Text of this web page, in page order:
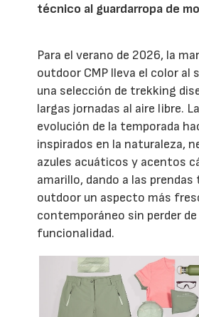
técnico al guardarropa de
Para el verano de 2026, la
outdoor CMP lleva el color al
una selección de trekking
largas jornadas al aire libre.
evolución de la temporada
inspirados en la naturaleza,
azules acuáticos y acentos
amarillo, dando a las
outdoor un aspecto más
contemporáneo sin perder
funcionalidad.